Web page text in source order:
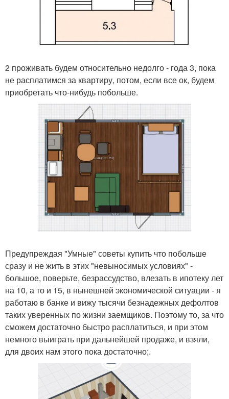
2 проживать будем относительно недолго - года 3, пока
не расплатимся за квартиру, потом, если все ок, будем
приобретать что-нибудь побольше.
Предупреждая "Умные" советы купить что побольше
сразу и не жить в этих "невыносимых условиях" -
большое, поверьте, безрассудство, влезать в ипотеку лет
на 10, а то и 15, в нынешней экономической ситуации - я
работаю в банке и вижу тысячи безнадежных дефолтов
таких уверенных по жизни заемщиков. Поэтому то, за что
сможем достаточно быстро расплатиться, и при этом
немного выиграть при дальнейшей продаже, и взяли,
для двоих нам этого пока достаточно;.